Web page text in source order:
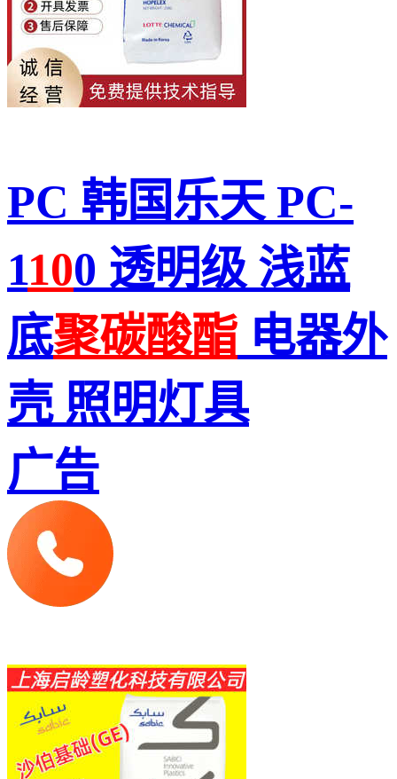
PC 韩国乐天 PC-
1100 透明级 浅蓝
底聚碳酸酯 电器外
壳 照明灯具
广告